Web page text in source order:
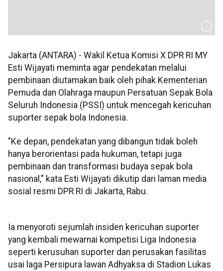
Jakarta (ANTARA) - Wakil Ketua Komisi X DPR RI MY
Esti Wijayati meminta agar pendekatan melalui
pembinaan diutamakan baik oleh pihak Kementerian
Pemuda dan Olahraga maupun Persatuan Sepak Bola
Seluruh Indonesia (PSSI) untuk mencegah kericuhan
suporter sepak bola Indonesia.
"Ke depan, pendekatan yang dibangun tidak boleh
hanya berorientasi pada hukuman, tetapi juga
pembinaan dan transformasi budaya sepak bola
nasional," kata Esti Wijayati dikutip dari laman media
sosial resmi DPR RI di Jakarta, Rabu.
Ia menyoroti sejumlah insiden kericuhan suporter
yang kembali mewarnai kompetisi Liga Indonesia
seperti kerusuhan suporter dan perusakan fasilitas
usai laga Persipura lawan Adhyaksa di Stadion Lukas